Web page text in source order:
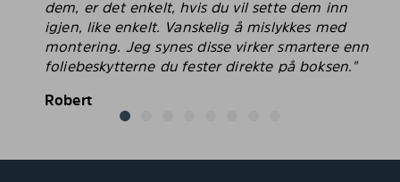
dem, er det enkelt, hvis du vil sette dem inn
igjen, like enkelt. Vanskelig å mislykkes med
montering. Jeg synes disse virker smartere enn
foliebeskytterne du fester direkte på boksen."
Robert